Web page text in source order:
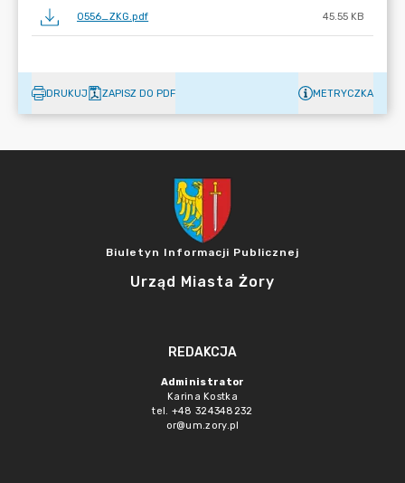
0556_ZKG.pdf 45.55 KB
DRUKUJ ZAPISZ DO PDF METRYCZKA
Biuletyn Informacji Publicznej
Urząd Miasta Żory
REDAKCJA
Administrator
Karina Kostka
tel. +48 324348232
or@um.zory.pl